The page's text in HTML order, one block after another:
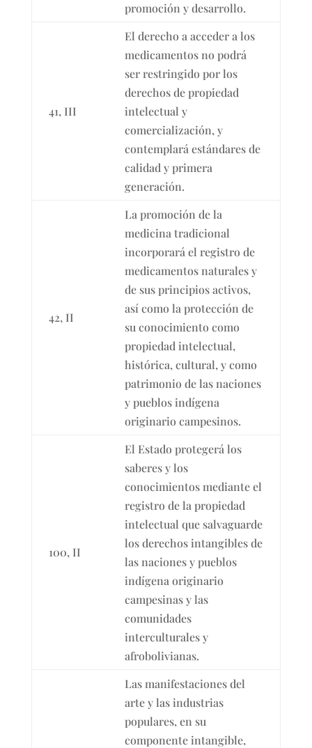
promoción y desarrollo.
41, III
El derecho a acceder a los
medicamentos no podrá
ser restringido por los
derechos de propiedad
intelectual y
comercialización, y
contemplará estándares de
calidad y primera
generación.
42, II
La promoción de la
medicina tradicional
incorporará el registro de
medicamentos naturales y
de sus principios activos,
así como la protección de
su conocimiento como
propiedad intelectual,
histórica, cultural, y como
patrimonio de las naciones
y pueblos indígena
originario campesinos.
100, II
El Estado protegerá los
saberes y los
conocimientos mediante el
registro de la propiedad
intelectual que salvaguarde
los derechos intangibles de
las naciones y pueblos
indígena originario
campesinas y las
comunidades
interculturales y
afrobolivianas.
Las manifestaciones del
arte y las industrias
populares, en su
componente intangible,